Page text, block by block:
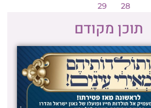
28
29
תוכן מקודם